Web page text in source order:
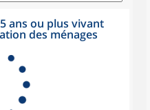
ans ou plus vivant
des ménages